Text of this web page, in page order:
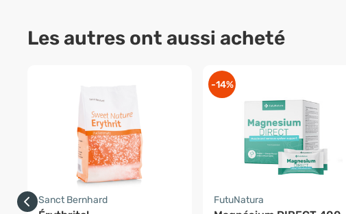
Les autres ont aussi acheté
Sanct Bernhard
-14%
FutuNatura